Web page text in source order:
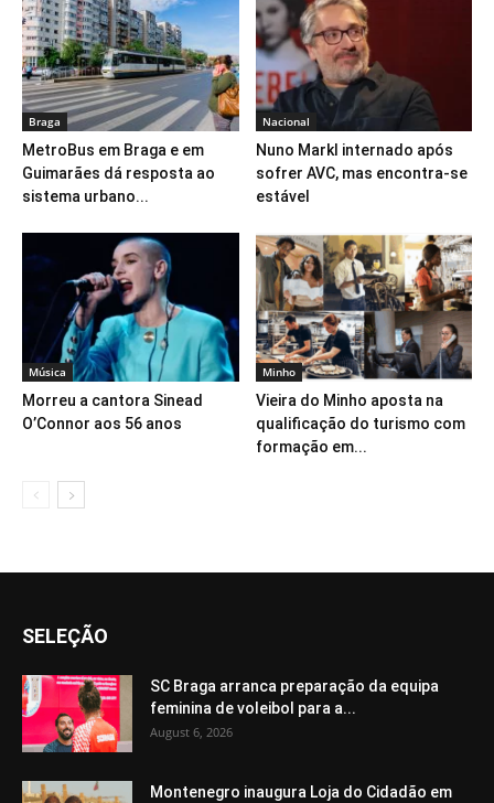
Braga
MetroBus em Braga e em
Guimarães dá resposta ao
sistema urbano...
Nacional
Nuno Markl internado após
sofrer AVC, mas encontra-se
estável
Música
Morreu a cantora Sinead
O’Connor aos 56 anos
Minho
Vieira do Minho aposta na
qualificação do turismo com
formação em...
SELEÇÃO
SC Braga arranca preparação da equipa
feminina de voleibol para a...
August 6, 2026
Montenegro inaugura Loja do Cidadão em